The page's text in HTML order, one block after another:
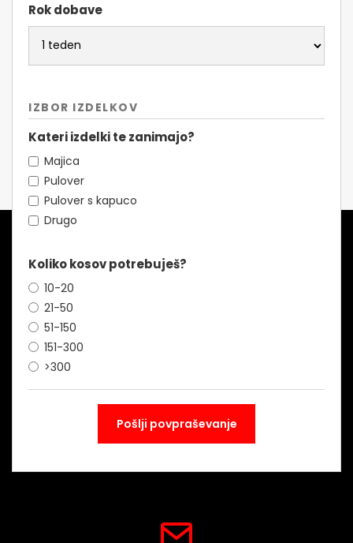
Rok dobave
IZBOR IZDELKOV
Kateri izdelki te zanimajo?
Majica
Pulover
Pulover s kapuco
Drugo
Koliko kosov potrebuješ?
10-20
21-50
51-150
151-300
>300